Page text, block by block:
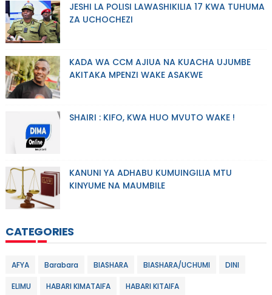
JESHI LA POLISI LAWASHIKILIA 17 KWA TUHUMA
ZA UCHOCHEZI
KADA WA CCM AJIUA NA KUACHA UJUMBE
AKITAKA MPENZI WAKE ASAKWE
SHAIRI : KIFO, KWA HUO MVUTO WAKE !
KANUNI YA ADHABU KUMUINGILIA MTU
KINYUME NA MAUMBILE
CATEGORIES
AFYA Barabara BIASHARA BIASHARA/UCHUMI DINI
ELIMU HABARI KIMATAIFA HABARI KITAIFA